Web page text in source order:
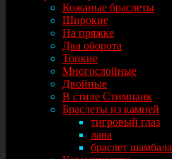
Кожаные браслеты
Широкие
На пряжке
Два оборота
Тонкие
Многослойные
Двойные
В стиле Стимпанк
Браслеты из камней
тигровый глаз
лава
браслет шамбала